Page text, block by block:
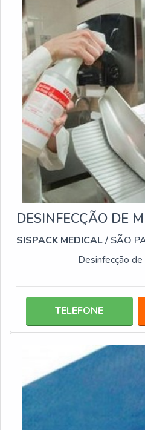
DESINFECÇÃO DE
SISPACK MEDICAL/ SÃO
Desinfecção
TELEFONE